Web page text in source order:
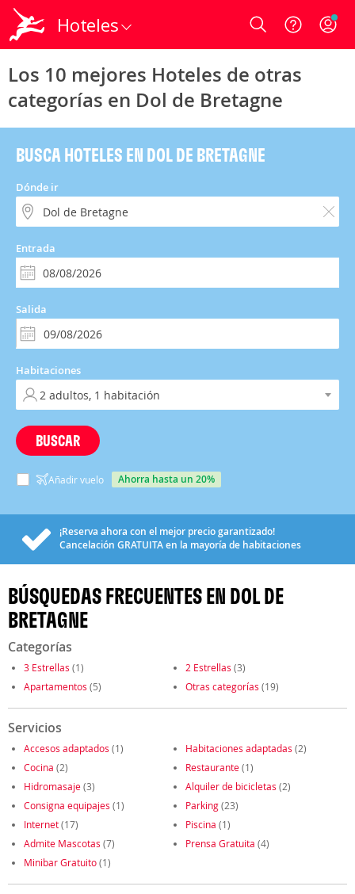
Hoteles Login
Los 10 mejores Hoteles de otras
categorías en Dol de Bretagne
BUSCA HOTELES EN DOL DE BRETAGNE
Dónde ir
Entrada
Salida
Habitaciones
BUSCAR
Añadir vuelo ahorra hasta un 20%
¡Reserva ahora con el mejor precio garantizado!
Cancelación GRATUITAen la mayoría de habitaciones
BÚSQUEDAS FRECUENTES EN DOL DE
BRETAGNE
Categorías
3 Estrellas (1) 2 Estrellas (3)
Apartamentos (5) Otras categorías (19)
Servicios
Accesos adaptados (1) Habitaciones adaptadas (2)
Cocina (2) Restaurante(1)
Hidromasaje(3) Alquiler de bicicletas (2)
Consigna equipajes (1) Parking(23)
Internet(17) Piscina (1)
Admite Mascotas (7) Prensa Gratuita (4)
Minibar Gratuito(1)